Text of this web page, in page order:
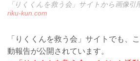
「りくくんを救う会」サイトから画像引
riku-kun.com
「りくくんを救う会」サイトでも、
動報告が公開されています。